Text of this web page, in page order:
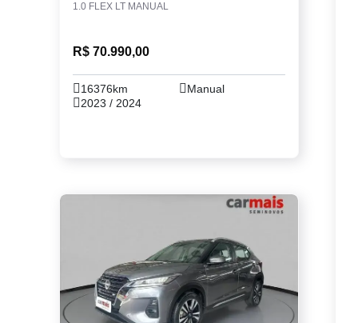
1.0 FLEX LT MANUAL
R$ 70.990,00
16376km
Manual
2023 / 2024